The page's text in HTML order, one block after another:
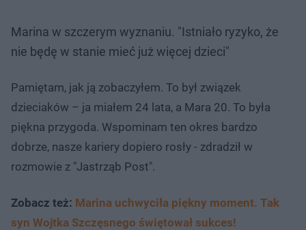
Marina w szczerym wyznaniu. "Istniało ryzyko, że
nie będę w stanie mieć już więcej dzieci"
Pamiętam, jak ją zobaczyłem. To był związek
dzieciaków – ja miałem 24 lata, a Mara 20. To była
piękna przygoda. Wspominam ten okres bardzo
dobrze, nasze kariery dopiero rosły - zdradził w
rozmowie z "Jastrząb Post".
Zobacz też: Marina uchwyciła piękny moment. Tak
syn Wojtka Szczęsnego świętował sukces!